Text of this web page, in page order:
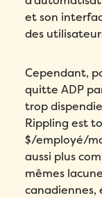
et son
des
Cependant,
quitte ADP
trop
Rippling est
$/employé/
aussi plus
mêmes
canadiennes,